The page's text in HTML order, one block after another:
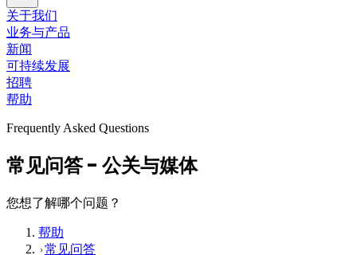
关于我们
业务与产品
新闻
可持续发展
招聘
帮助
Frequently Asked Questions
常见问答 - 公关与媒体
您想了解哪个问题？
帮助
常见问答